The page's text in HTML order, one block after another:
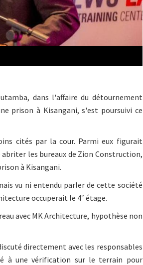
dans l'affaire du détournement
prison à Kisangani, s'est poursuivi ce
cités par la cour. Parmi eux figurait
les bureaux de Zion Construction,
à Kisangani.
vu ni entendu parler de cette société
occuperait le 4ᵉ étage.
avec MK Architecture, hypothèse non
directement avec les responsables
à une vérification sur le terrain pour